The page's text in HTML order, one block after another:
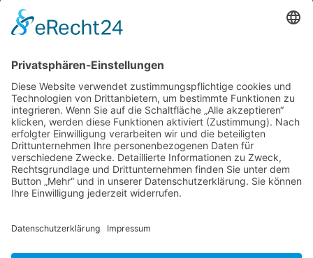
Termine
DIE LINKE. Schwalm-Eder
Steingasse 5
34613 Schwalmstadt
Tel.06691 8077899
info@die-linke-schwalm-eder.de
Gesetzliches
Impressum